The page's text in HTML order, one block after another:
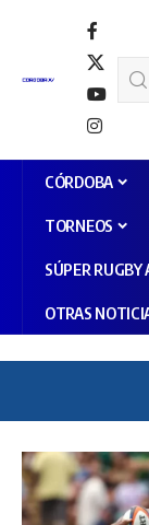
CÓRDOBA
TORNEOS
SÚPER RUGBY
OTRAS